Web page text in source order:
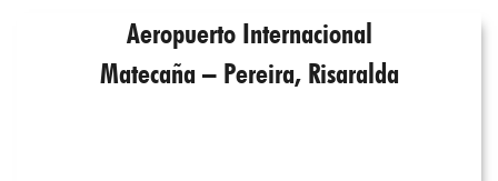
Aeropuerto Internacional
Matecaña – Pereira, Risaralda